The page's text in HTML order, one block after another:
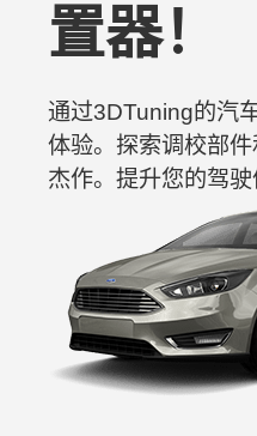
置器！
通过3DTuning的汽
体验。探索调校部
杰作。提升您的驾驶